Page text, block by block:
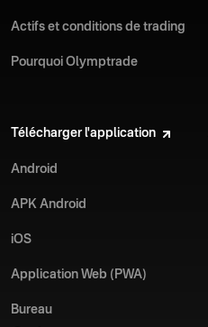
Actifs et conditions de trading
Pourquoi Olymptrade
Télécharger l'application
Android
APK Android
iOS
Application Web (PWA)
Bureau